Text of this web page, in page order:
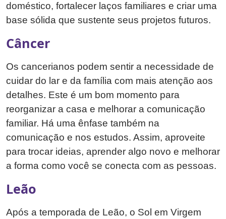
doméstico, fortalecer laços familiares e criar uma
base sólida que sustente seus projetos futuros.
Câncer
Os cancerianos podem sentir a necessidade de
cuidar do lar e da família com mais atenção aos
detalhes. Este é um bom momento para
reorganizar a casa e melhorar a comunicação
familiar. Há uma ênfase também na
comunicação e nos estudos. Assim, aproveite
para trocar ideias, aprender algo novo e melhorar
a forma como você se conecta com as pessoas.
Leão
Após a temporada de Leão, o Sol em Virgem